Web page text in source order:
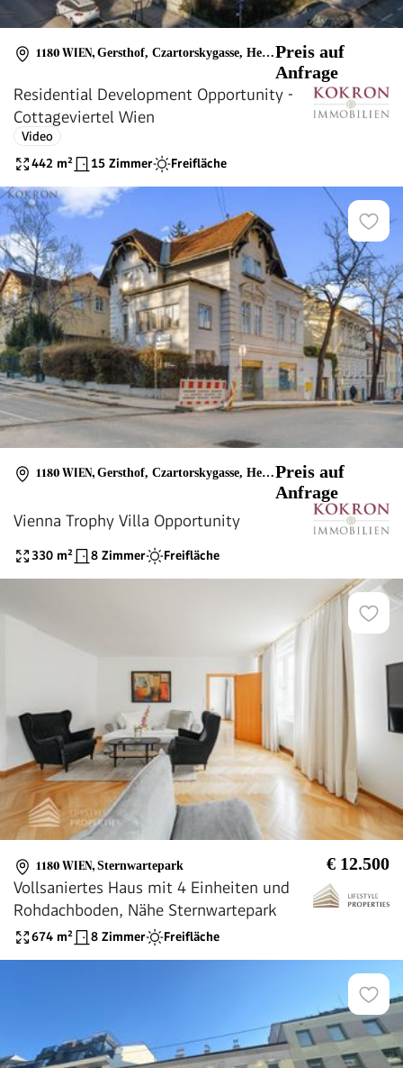
1180 WIEN, Gersthof, Czartorskygasse, Herbeckstraße
Preis auf
Anfrage
Residential Development Opportunity -
Cottageviertel Wien
Video
442 m² 15 Zimmer Freifläche
1180 WIEN, Gersthof, Czartorskygasse, Herbeckstraße
Preis auf
Anfrage
Vienna Trophy Villa Opportunity
330 m² 8 Zimmer Freifläche
1180 WIEN, Sternwartepark € 12.500
Vollsaniertes Haus mit 4 Einheiten und
Rohdachboden, Nähe Sternwartepark
674 m² 8 Zimmer Freifläche